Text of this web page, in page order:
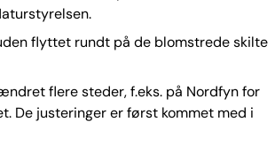
flyttet rundt på de blomstrede skilte
flere steder, f.eks. på Nordfyn for
De justeringer er først kommet med i